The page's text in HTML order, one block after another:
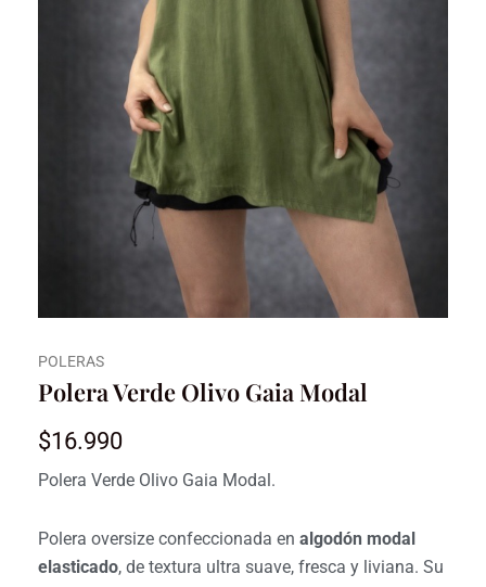
POLERAS
Polera Verde Olivo Gaia Modal
$16.990
Polera Verde Olivo Gaia Modal.
Polera oversize confeccionada en algodón modal
elasticado, de textura ultra suave, fresca y liviana. Su